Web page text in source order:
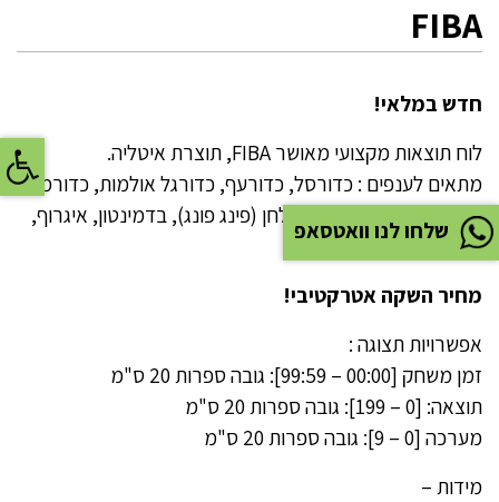
שלחו לנו וואטסאפ
FIBA
חדש במלאי!
לוח תוצאות מקצועי מאושר FIBA, תוצרת איטליה.
מתאים לענפים : כדורסל, כדורעף, כדורגל אולמות, כדורמים,
כדור רשת, טניס, טניס שולחן (פינג פונג), בדמינטון, איגרוף,
וכו …
מחיר השקה אטרקטיבי!
אפשרויות תצוגה :
זמן משחק [00:00 – 99:59]: גובה ספרות 20 ס"מ
תוצאה: [0 – 199]: גובה ספרות 20 ס"מ
מערכה [0 – 9]: גובה ספרות 20 ס"מ
מידות –